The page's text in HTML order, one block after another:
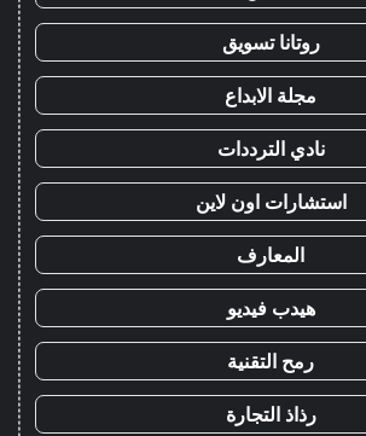
روتانا تسويق
مجلة الابداع
نادي الترددات
استشارات اون لاين
المعارف
هيدب فيديو
رمح التقنية
رذاذ التجارة